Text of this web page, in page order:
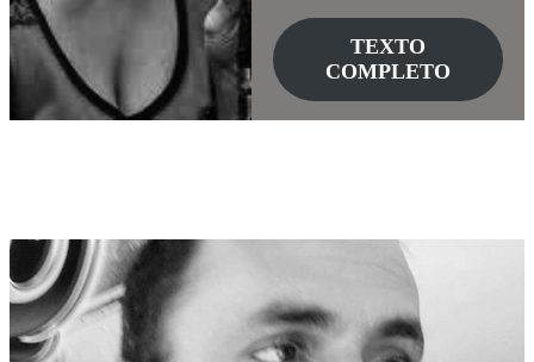
TEXTO
COMPLETO